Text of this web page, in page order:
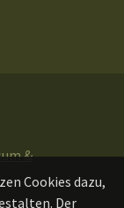
Cookies dazu,
Der
&